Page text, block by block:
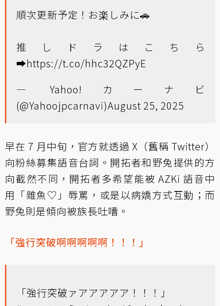
順次更新予定！お楽しみに🚗
推しドラはこちら
➡https://t.co/hhc32QZPyE
— Yahoo!カーナビ
(@Yahoojpcarnavi)August 25, 2025
早在 7 月中旬，官方就透過 X（舊稱 Twitter）
向粉絲募集語音台詞。開拓者和野兔提供的方
向截然不同，開拓者多希望能被 AZKi 語音中
用「雜魚♡」辱罵，或是以病嬌方式互動；而
野兔則是傾向被族長吐嘈。
「強行突破啊啊啊啊啊！！！」
「強行突破ァアアアアア！！！」